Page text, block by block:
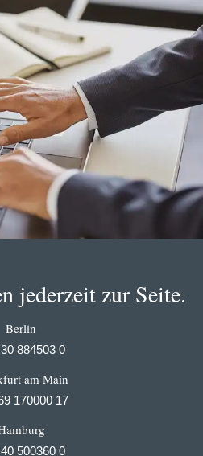
jederzeit zur Seite.
Berlin
884503 0
am Main
170000 17
500360 0